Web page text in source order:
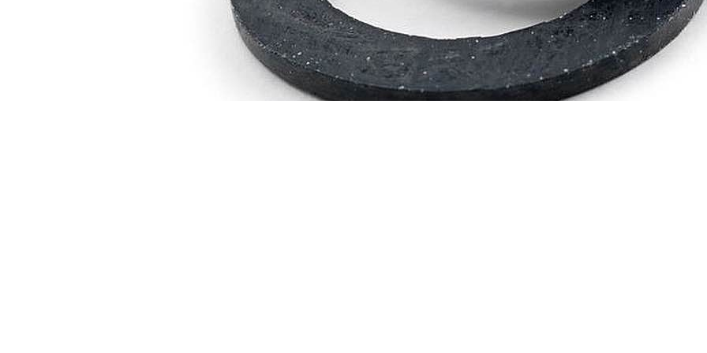
Copyright © 2024 Soundwave Distribution Srl - P.I. 04167210261 | COOKIES POLICY
| Tutti i marchi, i prodotti e i nomi
proprietari. Nomi e caratteristiche sono citati solamente al fine descrittivo e possono variare senza obbligo di preavviso,